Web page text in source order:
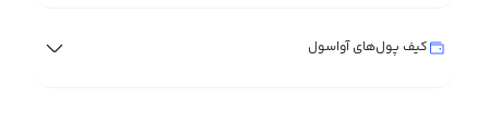
کیف پول‌های آواسول